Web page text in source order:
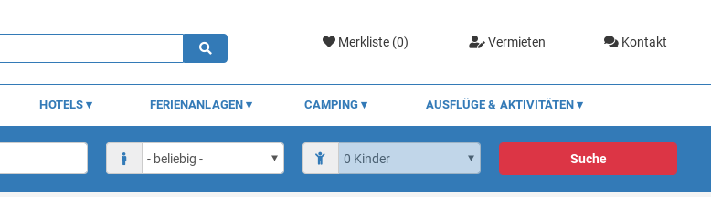
Merkliste (0) Vermieten Kontakt
HOTELS FERIENANLAGEN CAMPING AUSFLÜGE & AKTIVITÄTEN
Suche